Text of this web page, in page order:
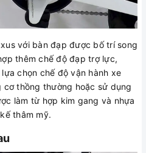
với bàn đạp được bố trí song
thêm chế độ đạp trợ lực,
chọn chế độ vận hành xe
thồng thường hoặc sử dụng
làm từ hợp kim gang và nhựa
thâm mỹ.